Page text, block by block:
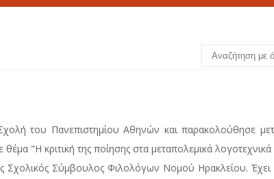
του Πανεπιστημίου Αθηνών και παρακολούθησε
"Η κριτική της ποίησης στα μεταπολεμικά
Σύμβουλος Φιλολόγων Νομού Ηρακλείου. Έχει